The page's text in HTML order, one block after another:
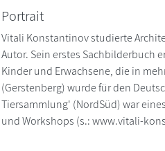
Portrait
Vitali Konstantinov studierte
Autor. Sein erstes Sachbilderbuch
Kinder und Erwachsene, die in
(Gerstenberg) wurde für den
Tiersammlung' (NordSüd) war
und Workshops (s.: www.vitali-